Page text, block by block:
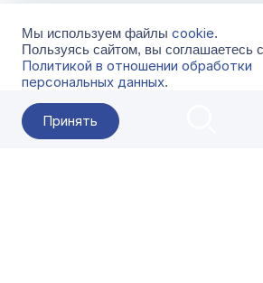
Мы используем файлы cookie.
Пользуясь сайтом, вы соглашаетесь
Политикой в отношении обработки
персональных данных.
Принять